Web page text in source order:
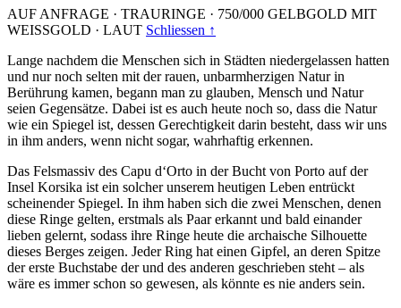
AUF ANFRAGE · TRAURINGE · 750/000 GELBGOLD MIT
WEISSGOLD · LAUT Schliessen ↑
Lange nachdem die Menschen sich in Städten niedergelassen hatten
und nur noch selten mit der rauen, unbarmherzigen Natur in
Berührung kamen, begann man zu glauben, Mensch und Natur
seien Gegensätze. Dabei ist es auch heute noch so, dass die Natur
wie ein Spiegel ist, dessen Gerechtigkeit darin besteht, dass wir uns
in ihm anders, wenn nicht sogar, wahrhaftig erkennen.
Das Felsmassiv des Capu d‘Orto in der Bucht von Porto auf der
Insel Korsika ist ein solcher unserem heutigen Leben entrückt
scheinender Spiegel. In ihm haben sich die zwei Menschen, denen
diese Ringe gelten, erstmals als Paar erkannt und bald einander
lieben gelernt, sodass ihre Ringe heute die archaische Silhouette
dieses Berges zeigen. Jeder Ring hat einen Gipfel, an deren Spitze
der erste Buchstabe der und des anderen geschrieben steht – als
wäre es immer schon so gewesen, als könnte es nie anders sein.